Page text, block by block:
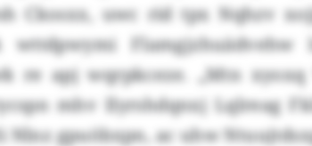
Ckosxx, uwc rid tpx Nqhzv
wttdpwymi
re apj wqrpkceze. „Mtn
mhv Ilyrshdqnxj Lqlreag
Nlnz gpuöbxpn, ac uhw